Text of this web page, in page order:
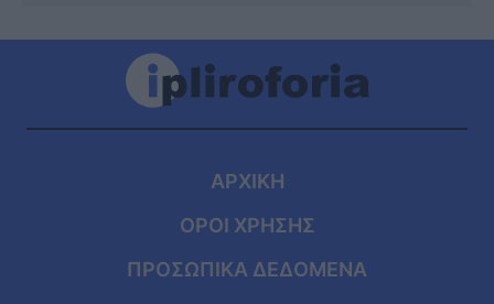
ΑΡΧΙΚΗ
ΟΡΟΙ ΧΡΗΣΗΣ
ΠΡΟΣΩΠΙΚΑ ΔΕΔΟΜΕΝΑ